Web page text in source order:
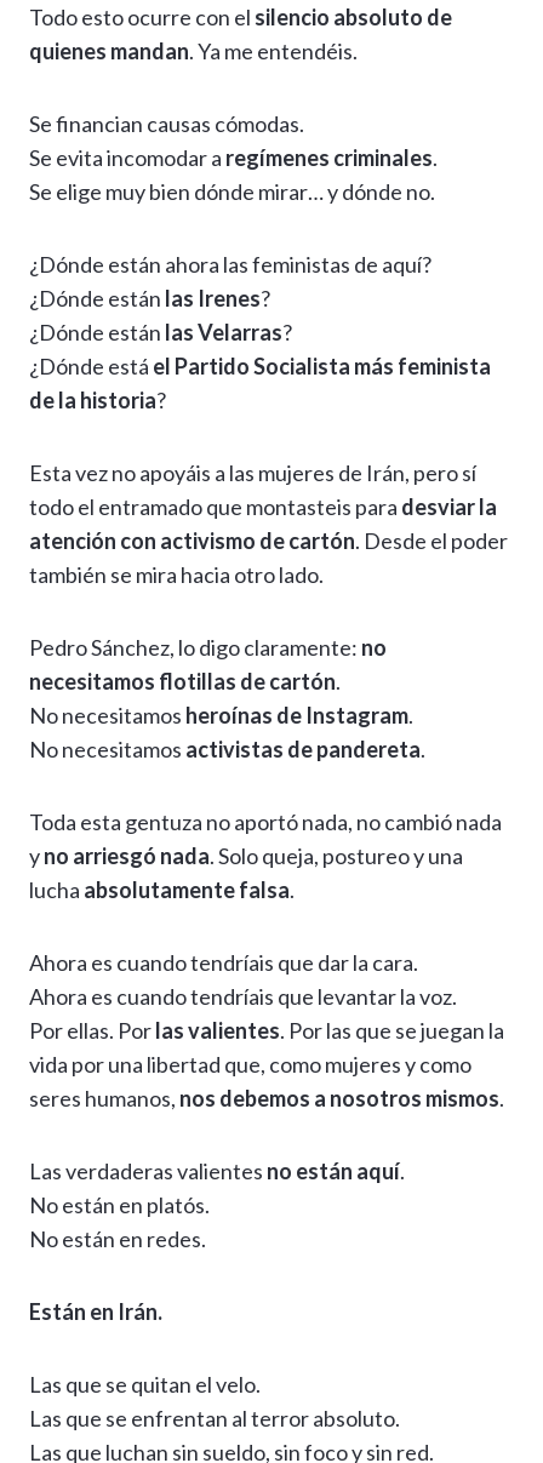
Todo esto ocurre con el silencio absoluto de
quienes mandan. Ya me entendéis.
Se financian causas cómodas.
Se evita incomodar a regímenes criminales.
Se elige muy bien dónde mirar… y dónde no.
¿Dónde están ahora las feministas de aquí?
¿Dónde están las Irenes?
¿Dónde están las Velarras?
¿Dónde está el Partido Socialista más feminista
de la historia?
Esta vez no apoyáis a las mujeres de Irán, pero sí
todo el entramado que montasteis para desviar la
atención con activismo de cartón. Desde el poder
también se mira hacia otro lado.
Pedro Sánchez, lo digo claramente: no
necesitamos flotillas de cartón.
No necesitamos heroínas de Instagram.
No necesitamos activistas de pandereta.
Toda esta gentuza no aportó nada, no cambió nada
yno arriesgó nada. Solo queja, postureo y una
lucha absolutamente falsa.
Ahora es cuando tendríais que dar la cara.
Ahora es cuando tendríais que levantar la voz.
Por ellas. Porlas valientes. Por las que se juegan la
vida por una libertad que, como mujeres y como
seres humanos, nos debemos a nosotros mismos.
Las verdaderas valientes no están aquí.
No están en platós.
No están en redes.
Están en Irán.
Las que se quitan el velo.
Las que se enfrentan al terror absoluto.
Las que luchan sin sueldo, sin foco y sin red.